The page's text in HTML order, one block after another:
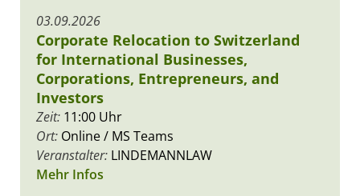
03.09.2026
Corporate Relocation to Switzerland
for International Businesses,
Corporations, Entrepreneurs, and
Investors
Zeit: 11:00 Uhr
Ort: Online / MS Teams
Veranstalter: LINDEMANNLAW
Mehr Infos